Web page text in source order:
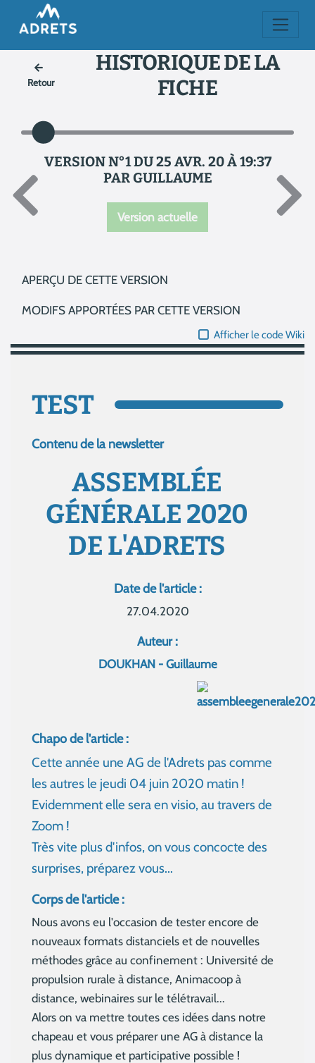
Retour
HISTORIQUE DE LA
FICHE
VERSION N°1 DU 25 AVR. 20 À 19:37
PAR GUILLAUME
Version actuelle
APERÇU DE CETTE VERSION
MODIFS APPORTÉES PAR CETTE VERSION
Afficher le code Wiki
TEST
Contenu de la newsletter
ASSEMBLÉE
GÉNÉRALE 2020
DE L'ADRETS
Date de l'article :
27.04.2020
Auteur :
DOUKHAN - Guillaume
Chapo de l'article :
Cette année une AG de l'Adrets pas comme
les autres le jeudi 04 juin 2020 matin !
Evidemment elle sera en visio, au travers de
Zoom !
Très vite plus d'infos, on vous concocte des
surprises, préparez vous...
Corps de l'article :
Nous avons eu l'occasion de tester encore de
nouveaux formats distanciels et de nouvelles
méthodes grâce au confinement : Université de
propulsion rurale à distance, Animacoop à
distance, webinaires sur le télétravail...
Alors on va mettre toutes ces idées dans notre
chapeau et vous préparer une AG à distance la
plus dynamique et participative possible !